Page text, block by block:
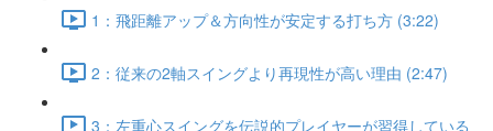
1：飛距離アップ＆方向性が安定する打ち方 (3:22)
2：従来の2軸スイングより再現性が高い理由 (2:47)
3：左重心スイングを伝説的プレイヤーが習得している